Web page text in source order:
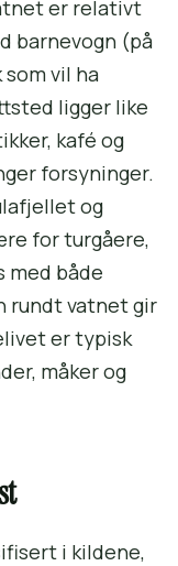
er relativt
barnevogn (på
vil ha
ligger like
kafé og
forsyninger.
og
for turgåere,
med både
rundt vatnet gir
er typisk
måker og
i kildene,